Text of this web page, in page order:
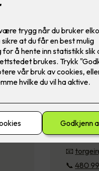
📧
📞 480